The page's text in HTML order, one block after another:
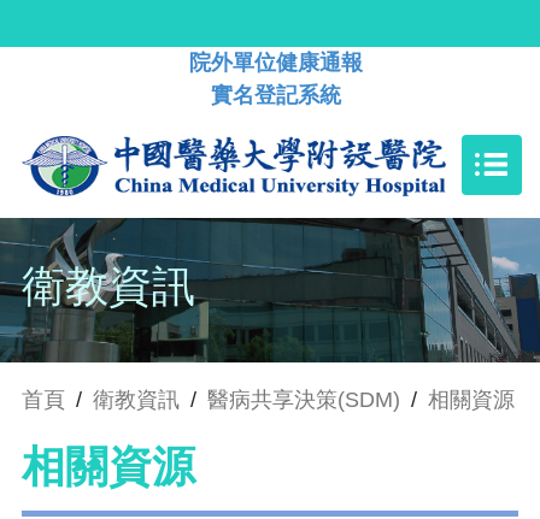
院外單位健康通報
實名登記系統
衛教資訊
首頁 / 衛教資訊 / 醫病共享決策(SDM) / 相關資源
相關資源